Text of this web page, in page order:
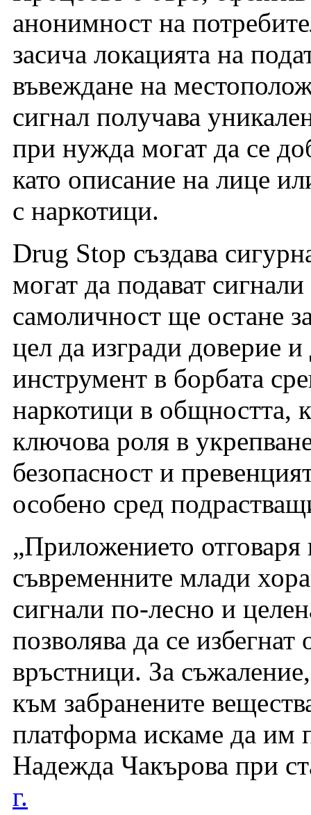
анонимност на
засича локацията на
въвеждане на
сигнал получава
при нужда могат да се
като описание на лице
с наркотици.
Drug Stop създава
могат да подават
самоличност ще остане
цел да изгради доверие
инструмент в борбата
наркотици в общността,
ключова роля в
безопасност и
особено сред
„Приложението
съвременните млади
сигнали по-лесно и
позволява да се
връстници. За
към забранените
платформа искаме да им
Надежда Чакърова при
г.